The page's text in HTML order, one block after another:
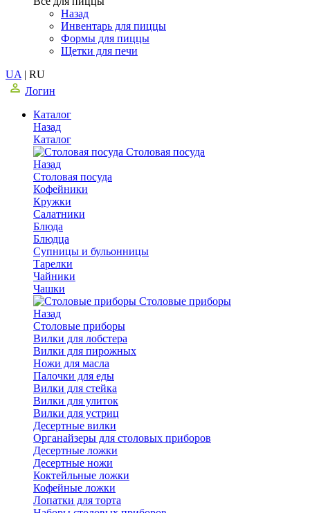
Назад
Инвентарь для пиццы
Формы для пиццы
Щетки для печи
UA | RU
Логин
Каталог
Назад
Каталог
Столовая посуда
Назад
Столовая посуда
Кофейники
Кружки
Салатники
Блюда
Блюдца
Супницы и бульонницы
Тарелки
Чайники
Чашки
Cтоловые приборы
Назад
Cтоловые приборы
Вилки для лобстера
Вилки для пирожных
Ножи для масла
Палочки для еды
Вилки для стейка
Вилки для улиток
Вилки для устриц
Десертные вилки
Органайзеры для столовых приборов
Десертные ложки
Десертные ножи
Коктейльные ложки
Кофейные ложки
Лопатки для торта